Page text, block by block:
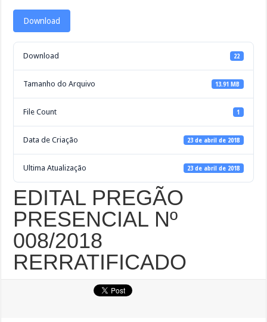
Download
Download 22
Tamanho do Arquivo 13.91 MB
File Count 1
Data de Criação 23 de abril de 2018
Ultima Atualização 23 de abril de 2018
EDITAL PREGÃO
PRESENCIAL Nº
008/2018
RERRATIFICADO